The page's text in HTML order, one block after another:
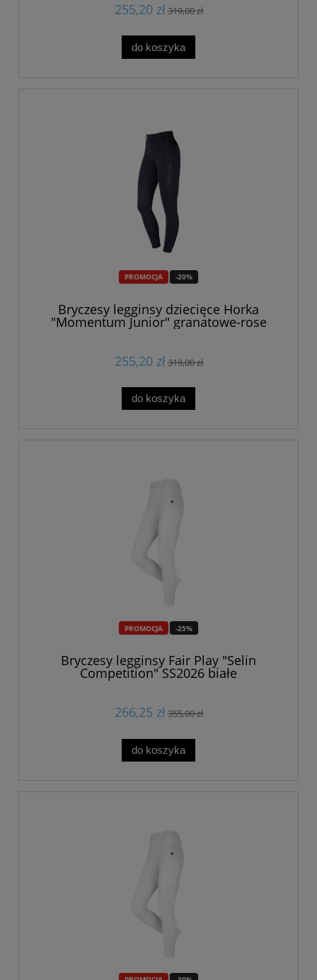
255,20 zł319,00 zł
do koszyka
PROMOCJA -20%
Bryczesy legginsy dziecięce Horka
"Momentum Junior" granatowe-rose
255,20 zł319,00 zł
do koszyka
PROMOCJA -25%
Bryczesy legginsy Fair Play "Selin
Competition" SS2026 białe
266,25 zł355,00 zł
do koszyka